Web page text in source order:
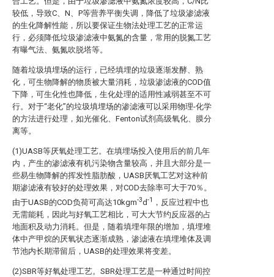
较低，导致C、N、P等营养平衡失调，降低了垃圾渗滤液
的生化降解性能，所以要保证生物法处理工艺的正常运
行，必须降低垃圾渗滤液中氨氮的含量，常用的脱氮工艺
有曝气法、氨氮吹脱塔等。
随着垃圾填埋场的运行，已经填埋的垃圾逐渐发酵、熟
化，可生物降解的物质被大量消耗，垃圾渗滤液的COD值
下降，可生化性也降低，生化处理的适用性减弱甚至不可
行。对于“老化”的垃圾填埋场的渗滤液可以采用物理-化学
的方法进行处理，如光催化、Fenton试剂高级氧化、膜分
离等。
(1)UASB等厌氧处理工艺。在填埋场投入使用后的前几年
内，产生的渗滤液有机污染物含量较高，并且大部分是一
些易生物降解的挥发性脂肪酸，UASB厌氧工艺对这种前
期渗滤液有较好的处理效果，对COD去除率可大于70％。
由于UASB的COD负荷可高达10kgm-3d-1 ，反应过程中也
无需能耗，因此与好氧工艺相比，可大大节约反应器的占
地面积及动力消耗。但是，随着填埋年限的增加，填埋堆
体中产甲烷的厌氧状态逐渐成熟，渗滤液在填埋堆体及调
节池内长期滞留后，UASB的处理效果将变差。
(2)SBR等好氧处理工艺。SBR处理工艺是一种通过时间控